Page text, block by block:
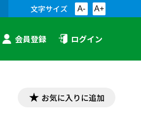
文字サイズ A- A+
会員登録 ログイン
お気に入りに追加